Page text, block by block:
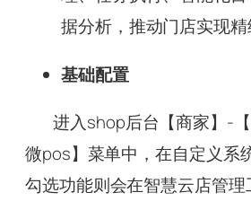
据分析，推动门店实现精
基础配置
进入shop后台【商家】-【
微pos】菜单中，在自定义系
勾选功能则会在智慧云店管理